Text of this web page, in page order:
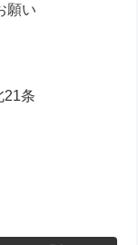
願い
21条